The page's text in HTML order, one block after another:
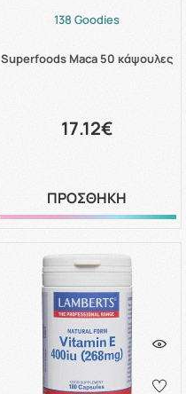
138 Goodies
Superfoods Maca 50 κάψουλες
17.12€
ΠΡΟΣΘΗΚΗ